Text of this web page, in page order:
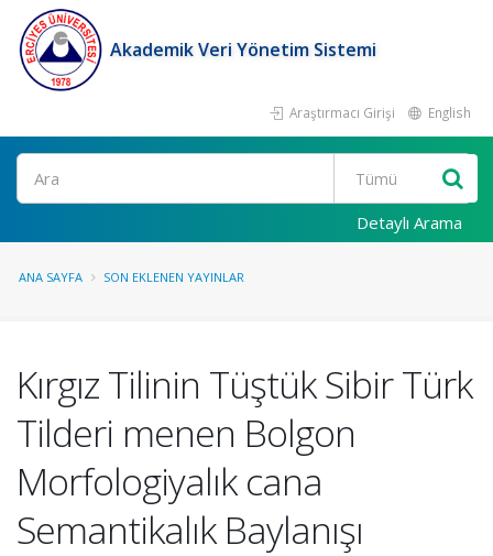
Akademik Veri Yönetim Sistemi
Araştırmacı Girişi English
Ara
Detaylı Arama
ANA SAYFA SON EKLENEN YAYINLAR
Kırgız Tilinin Tüştük Sibir Türk
Tilderi menen Bolgon
Morfologiyalık cana
Semantikalık Baylanışı